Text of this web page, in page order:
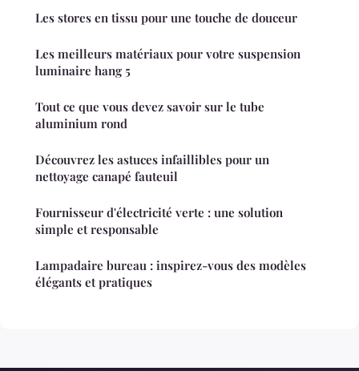
Les stores en tissu pour une touche de douceur
Les meilleurs matériaux pour votre suspension
luminaire hang 5
Tout ce que vous devez savoir sur le tube
aluminium rond
Découvrez les astuces infaillibles pour un
nettoyage canapé fauteuil
Fournisseur d'électricité verte : une solution
simple et responsable
Lampadaire bureau : inspirez-vous des modèles
élégants et pratiques